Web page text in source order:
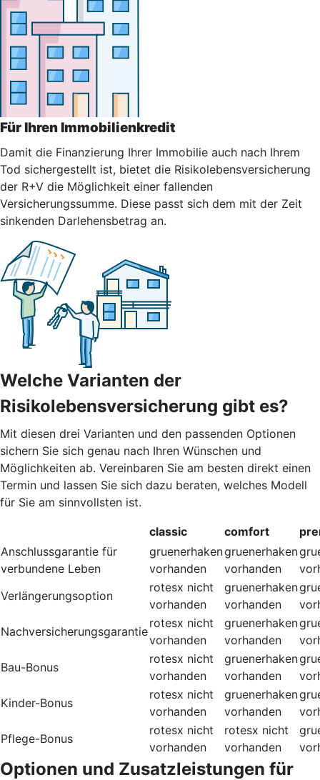
Für Ihren Immobilienkredit
Damit die Finanzierung Ihrer Immobilie auch nach Ihrem
Tod sichergestellt ist, bietet die Risikolebensversicherung
der R+V die Möglichkeit einer fallenden
Versicherungssumme. Diese passt sich dem mit der Zeit
sinkenden Darlehensbetrag an.
Welche Varianten der
Risikolebensversicherung gibt es?
Mit diesen drei Varianten und den passenden Optionen
sichern Sie sich genau nach Ihren Wünschen und
Möglichkeiten ab. Vereinbaren Sie am besten direkt einen
Termin und lassen Sie sich dazu beraten, welches Modell
für Sie am sinnvollsten ist.
classic comfort
Anschlussgarantie für
verbundene Leben
gruenerhaken
vorhanden
gruenerhaken
vorhanden
Verlängerungsoption
rotesx nicht
vorhanden
gruenerhaken
vorhanden
Nachversicherungsgarantie
rotesx nicht
vorhanden
gruenerhaken
vorhanden
Bau-Bonus
rotesx nicht
vorhanden
gruenerhaken
vorhanden
Kinder-Bonus
rotesx nicht
vorhanden
gruenerhaken
vorhanden
Pflege-Bonus
rotesx nicht
vorhanden
rotesx nicht
vorhanden
Optionen und Zusatzleistungen für